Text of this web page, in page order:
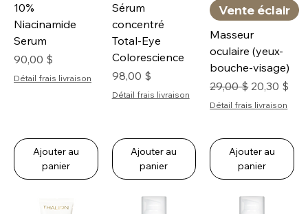
10%
Niacinamide
Serum
Prix
90,00 $
Détail frais livraison
Ajouter au
panier
Sérum
concentré
Total-Eye
Colorescience
Prix
98,00 $
Détail frais livraison
Ajouter au
panier
Vente éclair
Masseur
oculaire (yeux-
bouche-visage)
Prix original
29,00 $ Prix
20,30 $
Détail frais livraison
Ajouter au
panier